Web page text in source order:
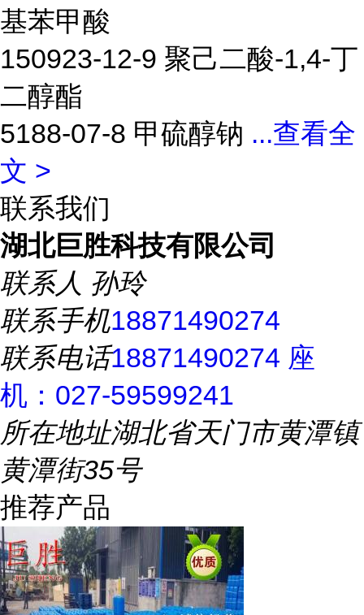
基苯甲酸
150923-12-9 聚己二酸-1,4-丁
二醇酯
5188-07-8 甲硫醇钠 ...查看全
文 >
联系我们
湖北巨胜科技有限公司
联系人 孙玲
联系手机18871490274
联系电话18871490274 座
机：027-59599241
所在地址湖北省天门市黄潭镇
黄潭街35号
推荐产品